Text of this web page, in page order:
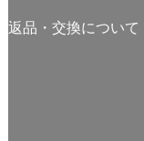
返品・交換について